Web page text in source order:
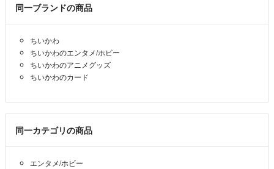
同一ブランドの商品
ちいかわ
ちいかわのエンタメ/ホビー
ちいかわのアニメグッズ
ちいかわのカード
同一カテゴリの商品
エンタメ/ホビー